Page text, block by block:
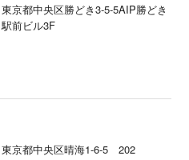
東京都中央区勝どき3-5-5AIP勝どき
駅前ビル3F
東京都中央区晴海1-6-5 202